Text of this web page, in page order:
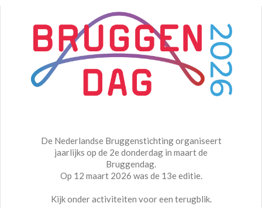
De Nederlandse Bruggenstichting organiseert
jaarlijks op de 2e donderdag in maart de
Bruggendag.
Op 12 maart 2026 was de 13e editie.
Kijk onder activiteiten voor een terugblik.